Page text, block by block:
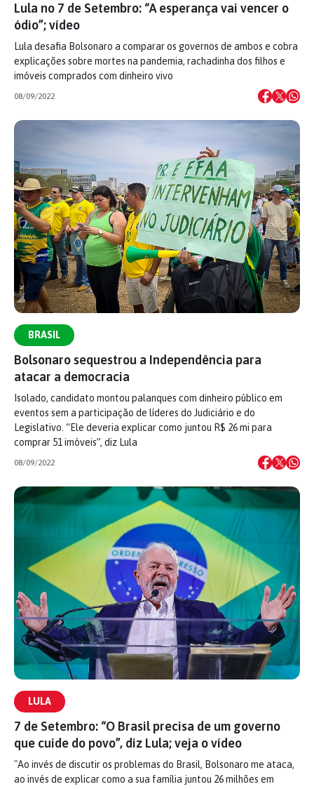
Lula no 7 de Setembro: “A esperança vai vencer o
ódio”; vídeo
Lula desafia Bolsonaro a comparar os governos de ambos e cobra
explicações sobre mortes na pandemia, rachadinha dos filhos e
imóveis comprados com dinheiro vivo
08/09/2022
BRASIL
Bolsonaro sequestrou a Independência para
atacar a democracia
Isolado, candidato montou palanques com dinheiro público em
eventos sem a participação de líderes do Judiciário e do
Legislativo. “Ele deveria explicar como juntou R$ 26 mi para
comprar 51 imóveis”, diz Lula
08/09/2022
LULA
7 de Setembro: “O Brasil precisa de um governo
que cuide do povo”, diz Lula; veja o vídeo
"Ao invés de discutir os problemas do Brasil, Bolsonaro me ataca,
ao invés de explicar como a sua família juntou 26 milhões em